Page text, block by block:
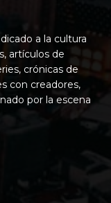
a la cultura
artículos de
crónicas de
con creadores,
por la escena